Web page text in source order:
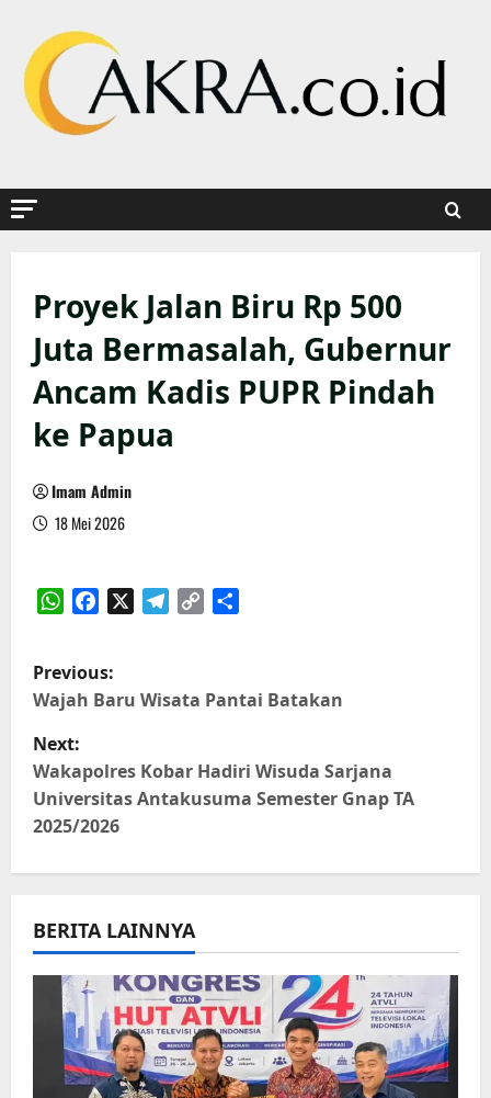
content
Proyek Jalan Biru Rp 500
Juta Bermasalah, Gubernur
Ancam Kadis PUPR Pindah
ke Papua
Imam Admin
18 Mei 2026
P
o
s
t
n
v
i
Previous:
Wajah Baru Wisata Pantai Batakan
Next:
Wakapolres Kobar Hadiri Wisuda Sarjana
Universitas Antakusuma Semester Gnap TA
2025/2026
BERITA LAINNYA